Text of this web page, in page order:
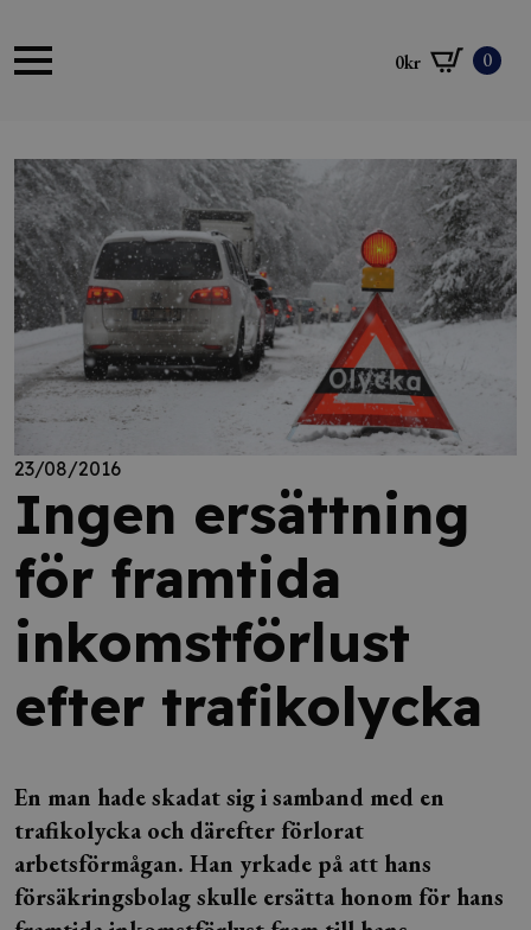
0kr 0
23/08/2016
Ingen ersättning
för framtida
inkomstförlust
efter trafikolycka
En man hade skadat sig i samband med en
trafikolycka och därefter förlorat
arbetsförmågan. Han yrkade på att hans
försäkringsbolag skulle ersätta honom för hans